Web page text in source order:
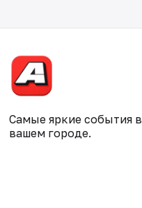
Самые яркие события в
вашем городе.